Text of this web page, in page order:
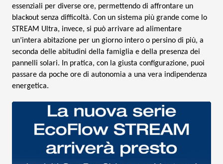
essenziali per diverse ore, permettendo di affrontare un
blackout senza difficoltà. Con un sistema più grande come lo
STREAM Ultra, invece, si può arrivare ad alimentare
un’intera abitazione per un giorno intero o persino di più, a
seconda delle abitudini della famiglia e della presenza dei
pannelli solari. In pratica, con la giusta configurazione, puoi
passare da poche ore di autonomia a una vera indipendenza
energetica.